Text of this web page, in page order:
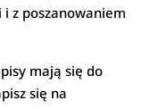
z poszanowaniem
mają się do
się na